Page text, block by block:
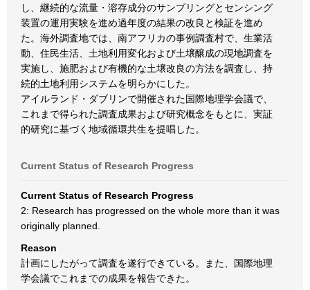
し、継続的な流量・溶存成分のサンプリングとセンシング
装置の運用実験を進め過年度の結果の改良と検証を進め
た。海外調査地では、南アフリカの事例調査村で、生業活
動、住民生活、土地利用変化および土壌醸成の現地調査を
実施し、施肥および有機的な土壌改良の方法を調査し、持
続的土地利用システムを明らかにした。
アイルランド・ダブリンで開催された国際地理学会議で、
これまで得られた調査成果および研究概念をもとに、実証
的研究に基づく地域循環共生を提唱した。
Current Status of Research Progress
Current Status of Research Progress
2: Research has progressed on the whole more than it was
originally planned.
Reason
計画にしたがって調査を遂行できている。また、国際地理
学会議でこれまでの成果を報告できた。